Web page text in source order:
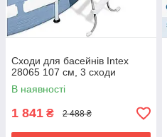
Сходи для басейнів Intex
28065 107 см, 3 сходи
В наявності
1 841 ₴ 2 488 ₴